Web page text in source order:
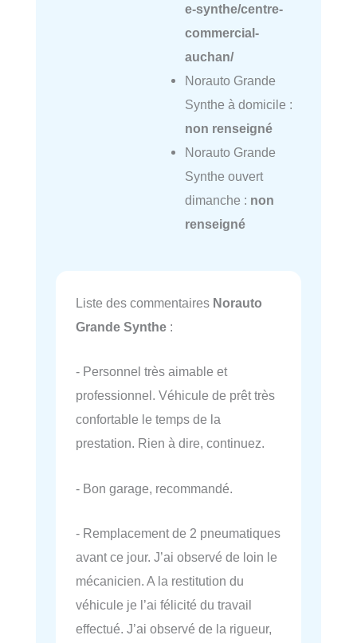
e-synthe/centre-
commercial-
auchan/
Norauto Grande
Synthe à domicile :
non renseigné
Norauto Grande
Synthe ouvert
dimanche : non
renseigné
Liste des commentaires Norauto
Grande Synthe :
- Personnel très aimable et
professionnel. Véhicule de prêt très
confortable le temps de la
prestation. Rien à dire, continuez.
- Bon garage, recommandé.
- Remplacement de 2 pneumatiques
avant ce jour. J’ai observé de loin le
mécanicien. A la restitution du
véhicule je l’ai félicité du travail
effectué. J’ai observé de la rigueur,